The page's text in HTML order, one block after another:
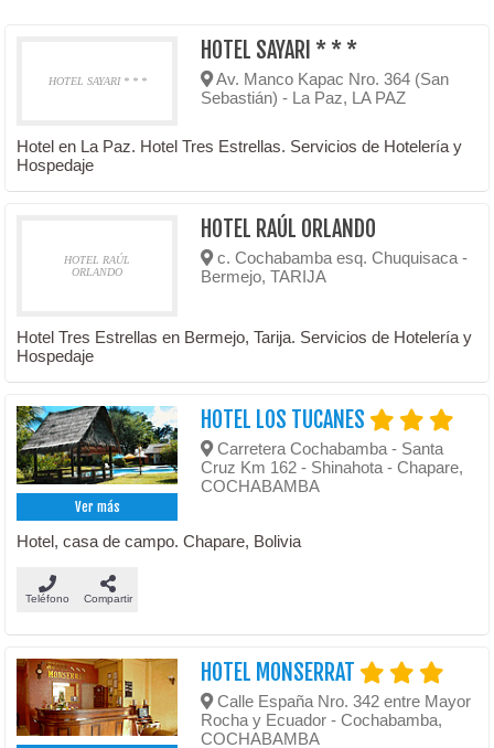
HOTEL SAYARI * * *
HOTEL SAYARI * * *
Av. Manco Kapac Nro. 364 (San
Sebastián) - La Paz, LA PAZ
Hotel en La Paz. Hotel Tres Estrellas. Servicios de Hotelería y
Hospedaje
HOTEL RAÚL
ORLANDO
HOTEL RAÚL ORLANDO
c. Cochabamba esq. Chuquisaca -
Bermejo, TARIJA
Hotel Tres Estrellas en Bermejo, Tarija. Servicios de Hotelería y
Hospedaje
Ver más
HOTEL LOS TUCANES
Carretera Cochabamba - Santa
Cruz Km 162 - Shinahota - Chapare,
COCHABAMBA
Hotel, casa de campo. Chapare, Bolivia
Teléfono Compartir
HOTEL MONSERRAT
Calle España Nro. 342 entre Mayor
Rocha y Ecuador - Cochabamba,
COCHABAMBA